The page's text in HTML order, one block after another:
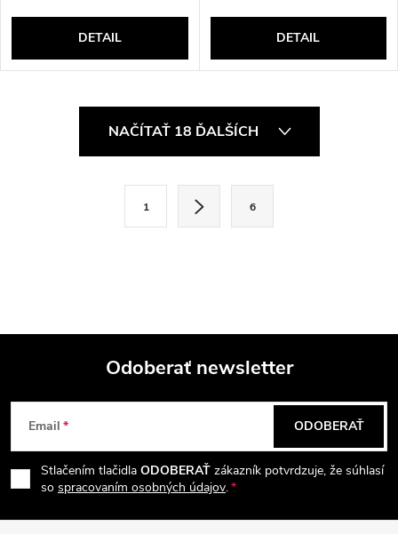
DETAIL DETAIL
c
e
p
r
v
NAČÍTAŤ 18 ĎALŠÍCH
a
i
e
1 6
Z
á
p
Odoberať newsletter
Email
Stlačením tlačidla ODOBERAŤ zákazník potvrdzuje, že súhlasí
so spracovaním osobných údajov.
ODOBERAŤ